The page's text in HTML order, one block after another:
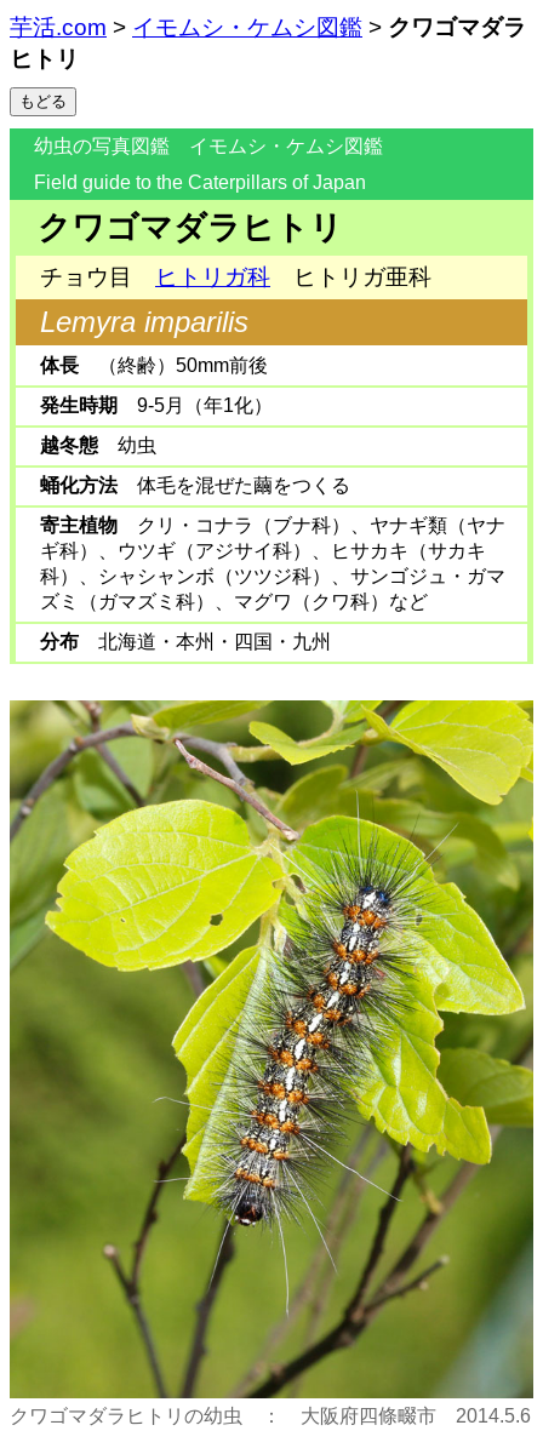
芋活.com > イモムシ・ケムシ図鑑 > クワゴマダラ
ヒトリ
幼虫の写真図鑑 イモムシ・ケムシ図鑑
Field guide to the Caterpillars of Japan
クワゴマダラヒトリ
チョウ目 ヒトリガ科 ヒトリガ亜科
Lemyra imparilis
体長 （終齢）50mm前後
発生時期
9-5月（年1化）
越冬態 幼虫
蛹化方法体毛を混ぜた繭をつくる
寄主植物 クリ・コナラ（ブナ科）、ヤナギ類（ヤナ
ギ科）、ウツギ（アジサイ科）、ヒサカキ（サカキ
科）、シャシャンボ（ツツジ科）、サンゴジュ・ガマ
ズミ（ガマズミ科）、マグワ（クワ科）など
分布 北海道・本州・四国・九州
クワゴマダラヒトリの幼虫 ： 大阪府四條畷市 2014.5.6